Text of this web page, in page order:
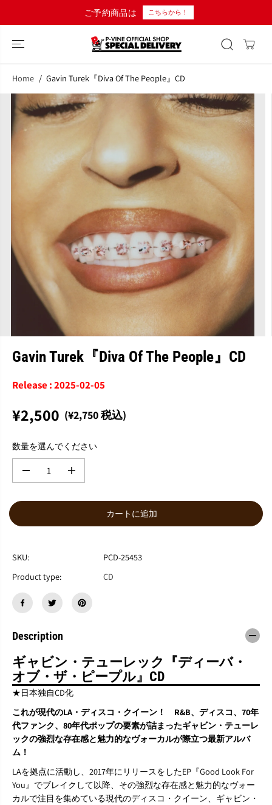
10,000円以上のご購入で日本国
Home Gavin Turek『Diva Of The People』CD
商品情報へスキ
ップ
Gavin Turek『Diva Of The People』CD
Release : 2025-02-05
通
価
格
¥2,500 (¥2,750 税込)
数量を選んでください
a
i
u
e
k
『
D
v
a
O
T
h
e
e
o
p
数
T
u
D
v
a
O
T
h
e
o
p
カートに追加
SKU:
PCD-25453
Product type:
CD
Description
ギャビン・テューレック『ディーバ・
オブ・ザ・ピープル』CD
★日本独自CD化
これが現代のLA・ディスコ・クイーン！ R&B、ディスコ、70年
代ファンク、80年代ポップの要素が詰まったギャビン・テューレ
ックの強烈な存在感と魅力的なヴォーカルが際立つ最新アルバ
ム！
LAを拠点に活動し、2017年にリリースをしたEP『Good Look For
You』でブレイクして以降、その強烈な存在感と魅力的なヴォー
カルで注目を集めている現代のディスコ・クイーン、ギャビン・